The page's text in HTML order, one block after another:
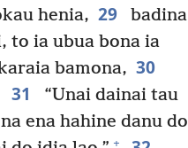
henia, 29
badina
to ia ubua bona ia
bamona, 30
31
“Unai dainai tau
ena hahine danu do
+